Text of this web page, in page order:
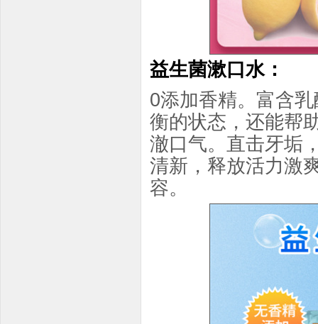
益生菌漱口水：
0添加香精。富含
衡的状态，还能帮
澈口气。直击牙垢
清新，释放活力激
容。